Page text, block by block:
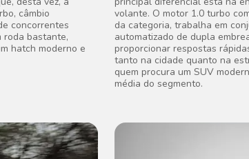
câmbio
concorrentes
roda bastante,
hatch moderno e
volante. O motor 1.0 turbo
da categoria, trabalha em
automatizado de dupla
proporcionar respostas
tanto na cidade quanto na
quem procura um SUV
média do segmento.